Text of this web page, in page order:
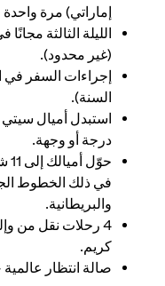
إماراتي) مرة
الليلة الثالثة
(غير محدود).
السنة).
استبدل أميال
درجة أو وجهة.
في ذلك الخطوط
والبريطانية.
4 رحلات نقل من
كريم.
صالة انتظار عالمية - حتى 14